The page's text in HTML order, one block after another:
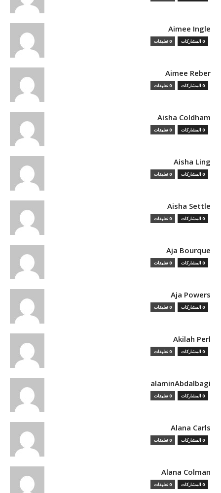
Aimee Ingle
0 المشاركات 0 تعليقات
Aimee Reber
0 المشاركات 0 تعليقات
Aisha Coldham
0 المشاركات 0 تعليقات
Aisha Ling
0 المشاركات 0 تعليقات
Aisha Settle
0 المشاركات 0 تعليقات
Aja Bourque
0 المشاركات 0 تعليقات
Aja Powers
0 المشاركات 0 تعليقات
Akilah Perl
0 المشاركات 0 تعليقات
alaminAbdalbagi
0 المشاركات 0 تعليقات
Alana Carls
0 المشاركات 0 تعليقات
Alana Colman
0 المشاركات 0 تعليقات